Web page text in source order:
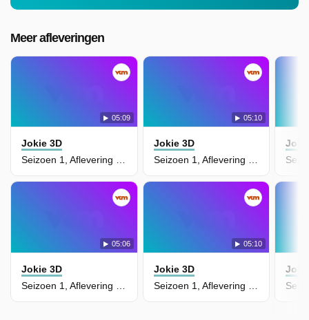
Meer afleveringen
05:09
Jokie 3D
Seizoen 1, Aflevering 17 - Specht
05:10
Jokie 3D
Seizoen 1, Aflevering 18 - Opruimen
05:06
Jokie 3D
05:10
Jokie 3D